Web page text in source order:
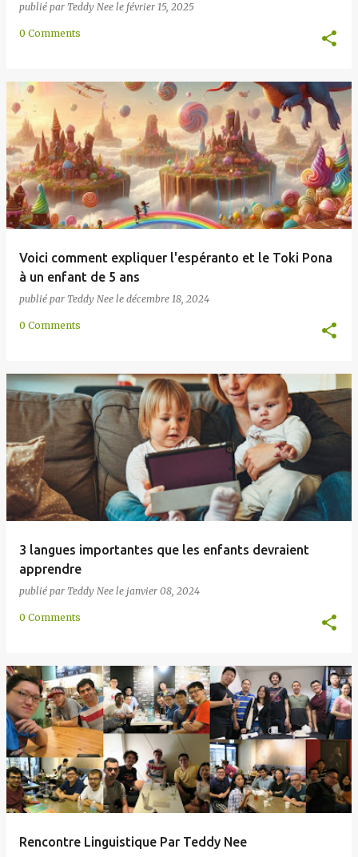
publié par Teddy Nee le février 15, 2025
0 Comments
Voici comment expliquer l'espéranto et le Toki Pona
à un enfant de 5 ans
publié par Teddy Nee le décembre 18, 2024
0 Comments
3 langues importantes que les enfants devraient
apprendre
publié par Teddy Nee le janvier 08, 2024
0 Comments
Rencontre Linguistique Par Teddy Nee